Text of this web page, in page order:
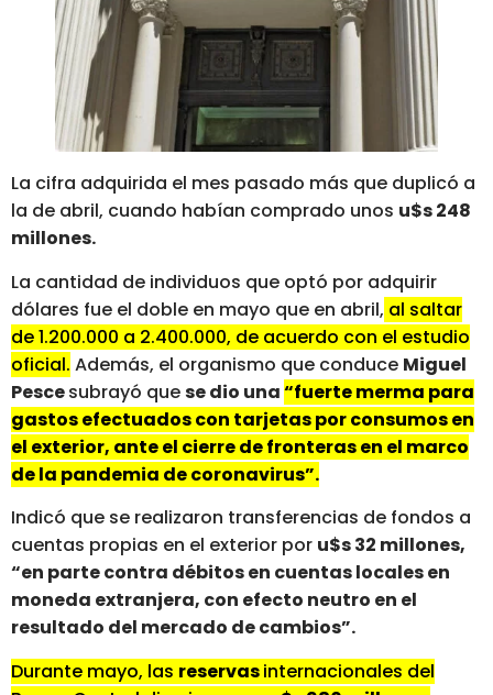
La cifra adquirida el mes pasado más que duplicó a
la de abril, cuando habían comprado unos u$s 248
millones.
La cantidad de individuos que optó por adquirir
dólares fue el doble en mayo que en abril, al saltar
de 1.200.000 a 2.400.000, de acuerdo con el estudio
oficial. Además, el organismo que conduce Miguel
Pescesubrayó quese dio una“fuerte merma para
gastos efectuados con tarjetas por consumos en
el exterior, ante el cierre de fronteras en el marco
de la pandemia de coronavirus”.
Indicó que se realizaron transferencias de fondos a
cuentas propias en el exterior por u$s 32 millones,
“en parte contra débitos en cuentas locales en
moneda extranjera, con efecto neutro en el
resultado del mercado de cambios”.
Durante mayo, las reservasinternacionales del